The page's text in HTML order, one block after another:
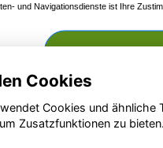
und Navigationsdienste ist Ihre
Zustimmen
Cookies
Cookies und
Zusatzfunktionen zu bieten.